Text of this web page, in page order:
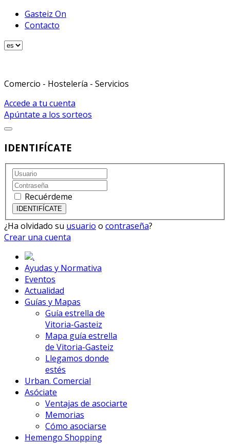
Gasteiz On
Contacto
Comercio - Hostelería - Servicios
Accede a tu cuenta
Apúntate a los sorteos
IDENTIFÍCATE
Recuérdeme
¿Ha olvidado su usuario o contraseña?
Crear una cuenta
.
Ayudas y Normativa
Eventos
Actualidad
Guías y Mapas
Guía estrella de
Vitoria-Gasteiz
Mapa guía estrella
de Vitoria-Gasteiz
Llegamos donde
estés
Urban. Comercial
Asóciate
Ventajas de asociarte
Memorias
Cómo asociarse
Hemengo Shopping